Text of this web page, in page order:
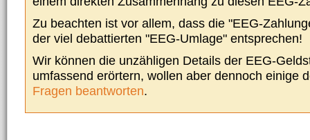
Zu beachten ist vor allem, dass die "EEG-
der viel debattierten "EEG-Umlage" entsprechen!
Wir können die unzähligen Details der EEG-
umfassend erörtern, wollen aber dennoch einige
Fragen beantworten.